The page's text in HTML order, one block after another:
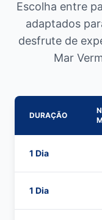
Escolha entre
adaptados
desfrute de
Mar
DURAÇÃO
1 Dia
1 Dia